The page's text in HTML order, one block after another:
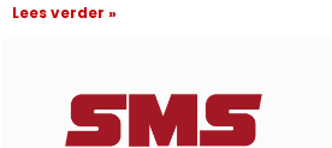
Lees verder »